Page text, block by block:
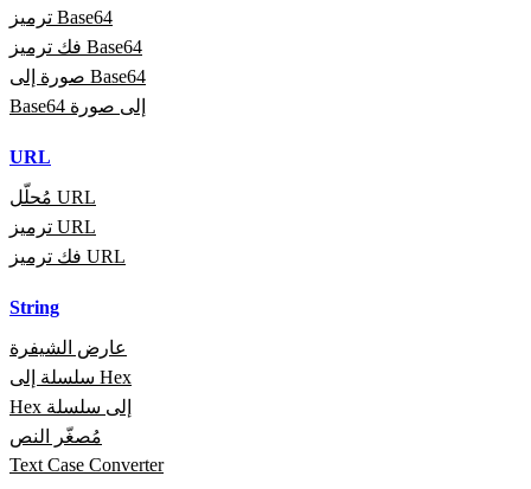
ترميز Base64
فك ترميز Base64
صورة إلى Base64
Base64 إلى صورة
URL
مُحلّل URL
ترميز URL
فك ترميز URL
String
عارض الشيفرة
سلسلة إلى Hex
Hex إلى سلسلة
مُصغّر النص
Text Case Converter